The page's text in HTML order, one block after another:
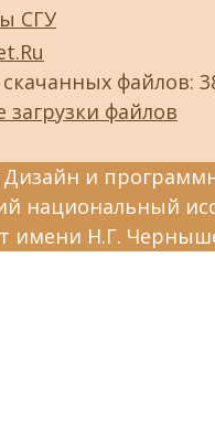
СГУ
файлов:
файлов
Дизайн и
национальный
имени Н.Г.